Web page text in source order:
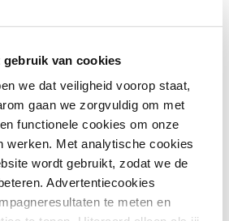
gebruik van cookies
we dat veiligheid voorop staat,
gaan we zorgvuldig om met
functionele cookies om onze
werken. Met analytische cookies
wordt gebruikt, zodat we de
Advertentiecookies
te meten en
Hikvision
DS-2251ZJ - camera zuil
5-10 werkdagen